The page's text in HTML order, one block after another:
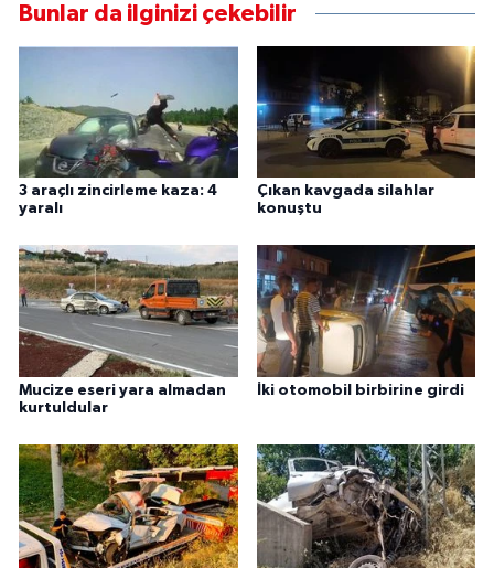
Bunlar da ilginizi çekebilir
3 araçlı zincirleme kaza: 4
yaralı
Çıkan kavgada silahlar
konuştu
Mucize eseri yara almadan
kurtuldular
İki otomobil birbirine girdi